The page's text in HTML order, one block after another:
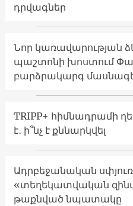
դրվագներ
Նոր կառավարության
պաշտոնի խոստում
բարձրակարգ
TRIPP+ հիմնադրամի
է․ ի՞նչ է քննարկվել
Ադրբեջանական
«տեղեկատվական
թաքնված նպատակը